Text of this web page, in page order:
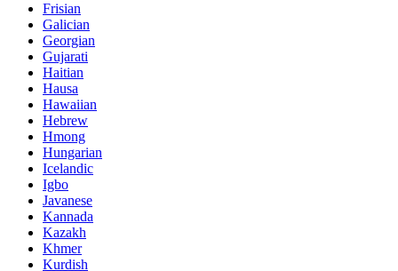
Frisian
Galician
Georgian
Gujarati
Haitian
Hausa
Hawaiian
Hebrew
Hmong
Hungarian
Icelandic
Igbo
Javanese
Kannada
Kazakh
Khmer
Kurdish